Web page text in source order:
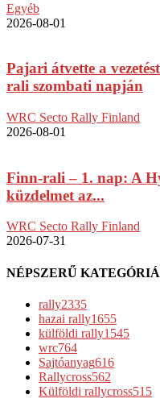
Egyéb
2026-08-01
Pajari átvette a
rali szombati napján
WRC Secto Rally Finland
2026-08-01
Finn-rali – 1. nap: A
küzdelmet az...
WRC Secto Rally Finland
2026-07-31
NÉPSZERŰ
rally2335
hazai rally1655
külföldi rally1545
wrc764
Sajtóanyag616
Rallycross562
Külföldi rallycross515